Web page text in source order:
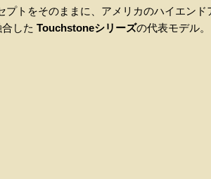
トをそのままに、アメリカのハイエン
した Touchstoneシリーズの代表モデル。